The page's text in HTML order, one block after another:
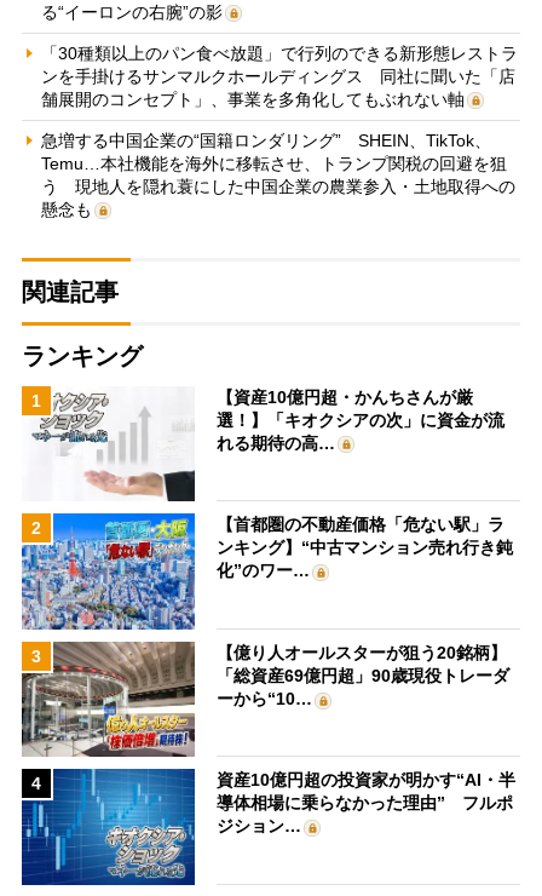
る“イーロンの右腕”の影
「30種類以上のパン食べ放題」で行列のできる新形態レストラ
ンを手掛けるサンマルクホールディングス 同社に聞いた「店
舗展開のコンセプト」、事業を多角化してもぶれない軸
急増する中国企業の“国籍ロンダリング” SHEIN、TikTok、
Temu…本社機能を海外に移転させ、トランプ関税の回避を狙
う 現地人を隠れ蓑にした中国企業の農業参入・土地取得への
懸念も
関連記事
ランキング
1
【資産10億円超・かんちさんが厳
選！】「キオクシアの次」に資金が流
れる期待の高…
2
【首都圏の不動産価格「危ない駅」ラ
ンキング】“中古マンション売れ行き鈍
化”のワー…
3
【億り人オールスターが狙う20銘柄】
「総資産69億円超」90歳現役トレーダ
ーから“10…
4
資産10億円超の投資家が明かす“AI・半
導体相場に乗らなかった理由” フルポ
ジション…